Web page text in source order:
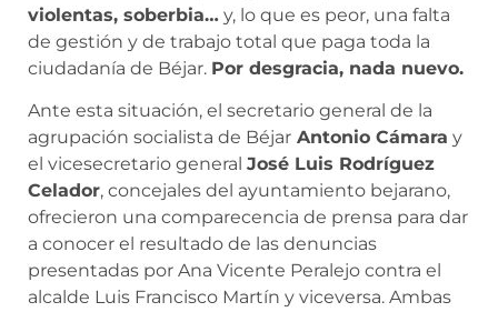
violentas, soberbia… y, lo que es peor, una falta
de gestión y de trabajo total que paga toda la
ciudadanía de Béjar. Por desgracia, nada nuevo.
Ante esta situación, el secretario general de la
agrupación socialista de Béjar Antonio Cámara y
el vicesecretario general José Luis Rodríguez
Celador, concejales del ayuntamiento bejarano,
ofrecieron una comparecencia de prensa para dar
a conocer el resultado de las denuncias
presentadas por Ana Vicente Peralejo contra el
alcalde Luis Francisco Martín y viceversa. Ambas